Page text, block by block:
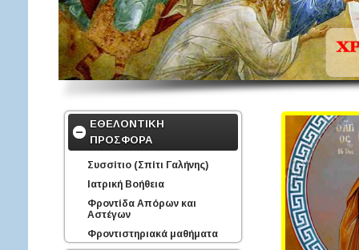
ΕΘΕΛΟΝΤΙΚΗ
ΠΡΟΣΦΟΡΑ
Συσσίτιο (Σπίτι Γαλήνης)
Ιατρική Βοήθεια
Φροντίδα Απόρων και
Αστέγων
Φροντιστηριακά μαθήματα